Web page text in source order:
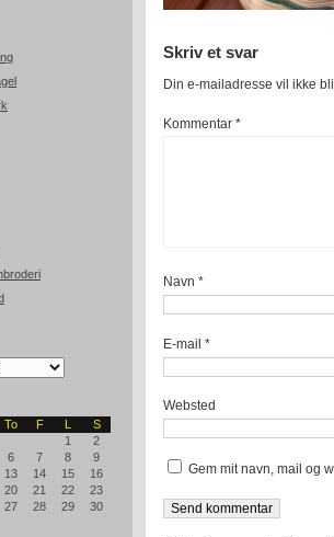
To F L
S
1
2
6 7 8
9
13 14 15
16
20 21 22
23
27 28 29
30
Skriv et svar
Din e-mailadresse vil ikke
Kommentar *
Navn *
E-mail *
Websted
Gem mit navn, mail og